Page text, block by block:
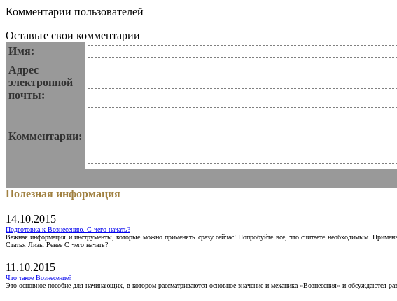
Комментарии пользователей
Оставьте свои комментарии
Имя:
Адрес
электронной
почты:
Комментарии:
Полезная информация
14.10.2015
Подготовка к Вознесению. С чего начать?
Важная информация и инструменты, которые можно применять сразу сейчас! Попробуйте все, что считаете необходимым.
Статья Лизы Ренее С чего начать?
11.10.2015
Что такое Вознесение?
Это основное пособие для начинающих, в котором рассматриваются основное значение и механика «Вознесения» и